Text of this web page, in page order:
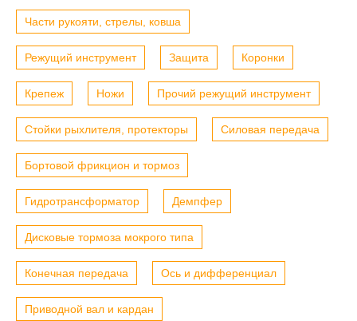
Части рукояти, стрелы, ковша
Режущий инструмент Защита Коронки
Крепеж Ножи Прочий режущий инструмент
Стойки рыхлителя, протекторы Силовая передача
Бортовой фрикцион и тормоз
Гидротрансформатор Демпфер
Дисковые тормоза мокрого типа
Конечная передача Ось и дифференциал
Приводной вал и кардан